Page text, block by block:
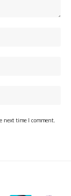
next time I comment.